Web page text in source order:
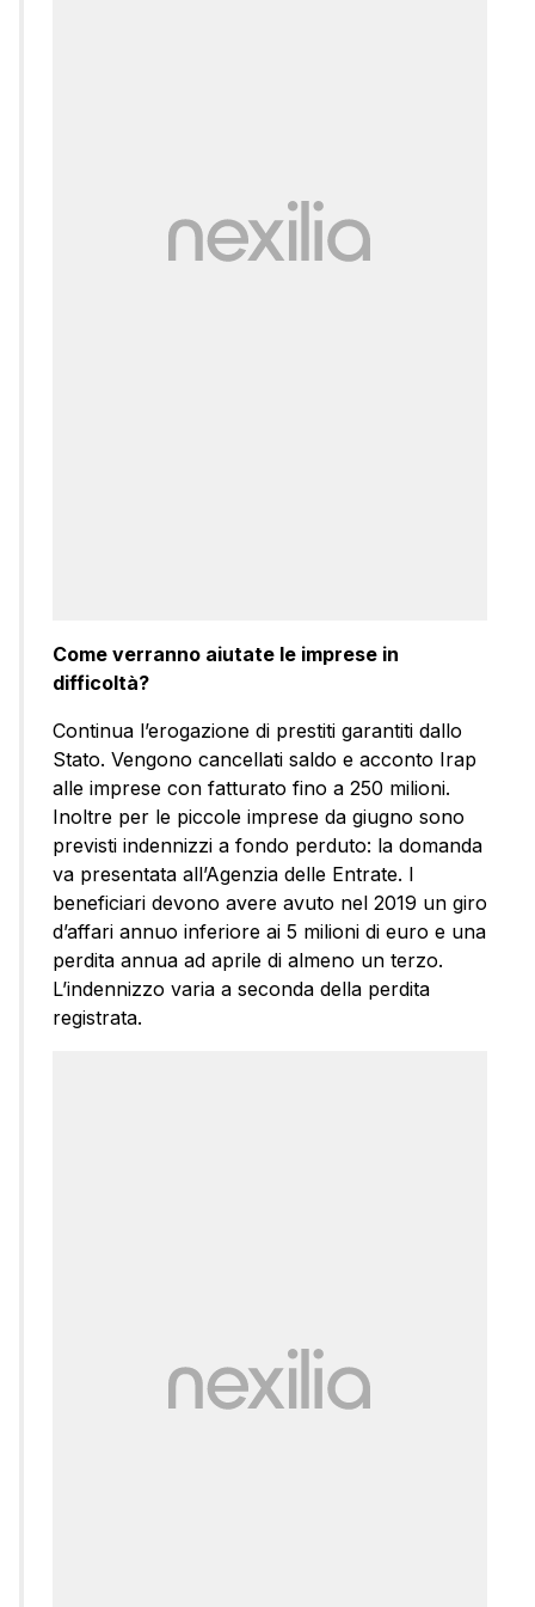
Come verranno aiutate le imprese in
difficoltà?
Continua l’erogazione di prestiti garantiti dallo
Stato. Vengono cancellati saldo e acconto Irap
alle imprese con fatturato fino a 250 milioni.
Inoltre per le piccole imprese da giugno sono
previsti indennizzi a fondo perduto: la domanda
va presentata all’Agenzia delle Entrate. I
beneficiari devono avere avuto nel 2019 un giro
d’affari annuo inferiore ai 5 milioni di euro e una
perdita annua ad aprile di almeno un terzo.
L’indennizzo varia a seconda della perdita
registrata.